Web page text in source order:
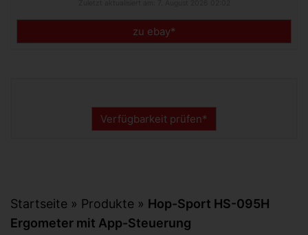
zu ebay*
Verfügbarkeit prüfen*
Startseite » Produkte » Hop-Sport HS-095H
Ergometer mit App-Steuerung